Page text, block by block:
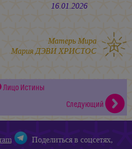
Матерь Мира
Мария ДЭВИ ХРИСТОС
Лицо Истины
Следующий
Поделиться в соцсетях,